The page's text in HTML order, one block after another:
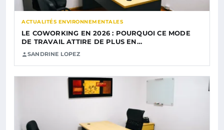
ACTUALITÉS ENVIRONNEMENTALES
LE COWORKING EN 2026 : POURQUOI CE MODE
DE TRAVAIL ATTIRE DE PLUS EN…
SANDRINE LOPEZ